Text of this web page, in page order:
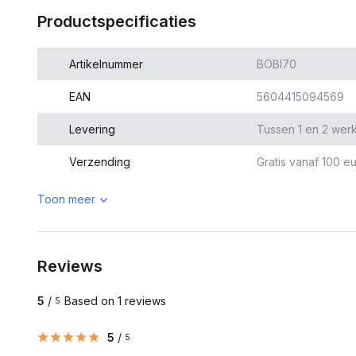
Productspecificaties
Artikelnummer BOBI70
EAN 5604415094569
Levering Tussen 1 en 2
Verzending Gratis vanaf 100
Toon meer
Reviews
5 / 5 Based on 1 reviews
5 / 5